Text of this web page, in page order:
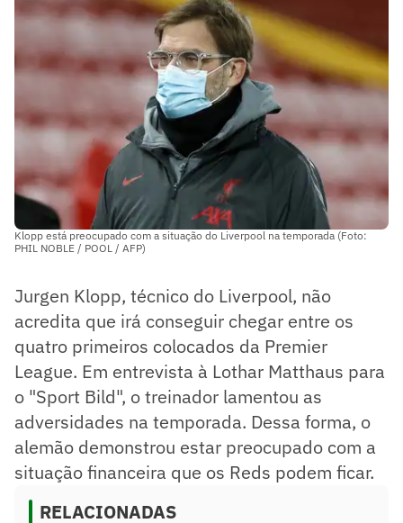
Klopp está preocupado com a situação do Liverpool na temporada (Foto:
PHIL NOBLE / POOL / AFP)
Jurgen Klopp, técnico do Liverpool, não
acredita que irá conseguir chegar entre os
quatro primeiros colocados da Premier
League. Em entrevista à Lothar Matthaus para
o "Sport Bild", o treinador lamentou as
adversidades na temporada. Dessa forma, o
alemão demonstrou estar preocupado com a
situação financeira que os Reds podem ficar.
RELACIONADAS